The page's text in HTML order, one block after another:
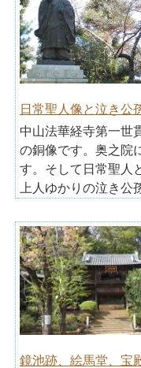
日常聖人像と泣き公
中山法華経寺第一世
の銅像です。奥之院
す。そして日常聖人
上人ゆかりの泣き公
鏡池跡、絵馬堂、宝